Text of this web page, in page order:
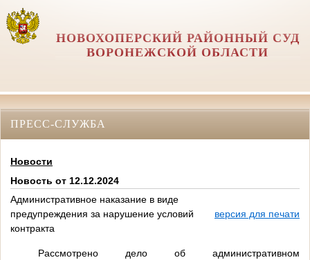
НОВОХОПЕРСКИЙ РАЙОННЫЙ СУД
ВОРОНЕЖСКОЙ ОБЛАСТИ
ПРЕСС-СЛУЖБА
Новости
Новость от 12.12.2024
Административное наказание в виде
предупреждения за нарушение условий
контракта
версия для печати
Рассмотрено дело об административном